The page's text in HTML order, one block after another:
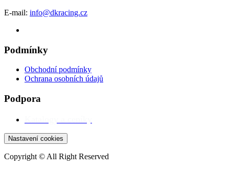
E-mail: info@dkracing.cz
Podmínky
Obchodní podmínky
Ochrana osobních údajů
Podpora
Nastavení cookies
Copyright © All Right Reserved